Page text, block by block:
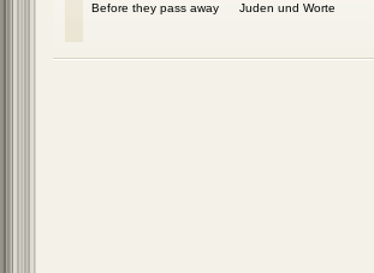
Before they pass away Juden und Worte